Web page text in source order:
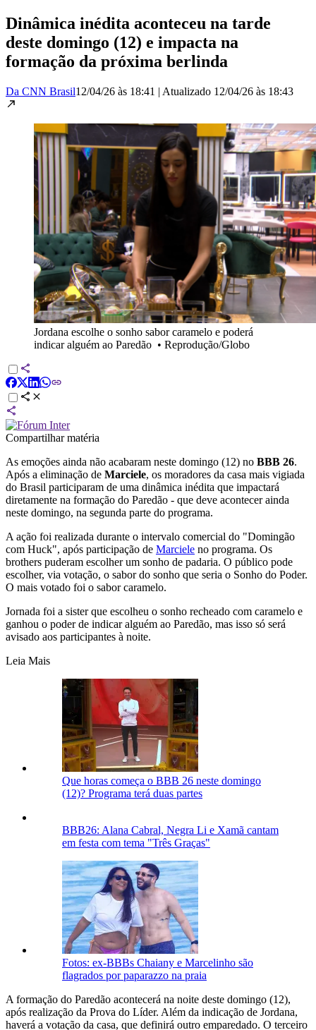
Dinâmica inédita aconteceu na tarde
deste domingo (12) e impacta na
formação da próxima berlinda
Da CNN Brasil12/04/26 às 18:41 | Atualizado 12/04/26 às 18:43
Jordana escolhe o sonho sabor caramelo e poderá
indicar alguém ao Paredão • Reprodução/Globo
Compartilhar matéria
As emoções ainda não acabaram neste domingo (12) no BBB 26.
Após a eliminação de Marciele, os moradores da casa mais vigiada
do Brasil participaram de uma dinâmica inédita que impactará
diretamente na formação do Paredão - que deve acontecer ainda
neste domingo, na segunda parte do programa.
A ação foi realizada durante o intervalo comercial do "Domingão
com Huck", após participação de Marciele no programa. Os
brothers puderam escolher um sonho de padaria. O público pode
escolher, via votação, o sabor do sonho que seria o Sonho do Poder.
O mais votado foi o sabor caramelo.
Jornada foi a sister que escolheu o sonho recheado com caramelo e
ganhou o poder de indicar alguém ao Paredão, mas isso só será
avisado aos participantes à noite.
Leia Mais
Que horas começa o BBB 26 neste domingo
(12)? Programa terá duas partes
BBB26: Alana Cabral, Negra Li e Xamã cantam
em festa com tema "Três Graças"
Fotos: ex-BBBs Chaiany e Marcelinho são
flagrados por paparazzo na praia
A formação do Paredão acontecerá na noite deste domingo (12),
após realização da Prova do Líder. Além da indicação de Jordana,
haverá a votação da casa, que definirá outro emparedado. O terceiro